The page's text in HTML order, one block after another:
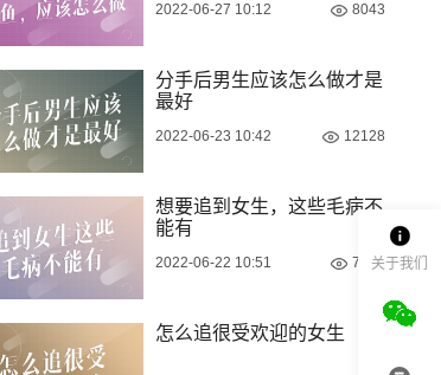
2022-06-27 10:12 8043
分手后男生应该怎么做才是
最好
2022-06-23 10:42 12128
想要追到女生，这些毛病不
能有
2022-06-22 10:51 7004
怎么追很受欢迎的女生
关于我们